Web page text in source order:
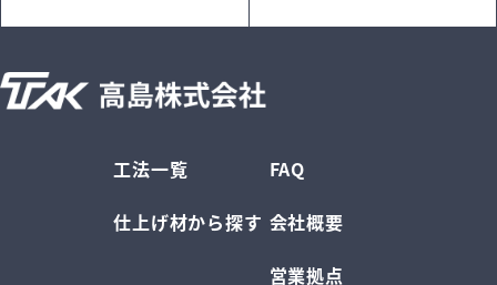
工法一覧
仕上げ材から探す
FAQ
会社概要
営業拠点